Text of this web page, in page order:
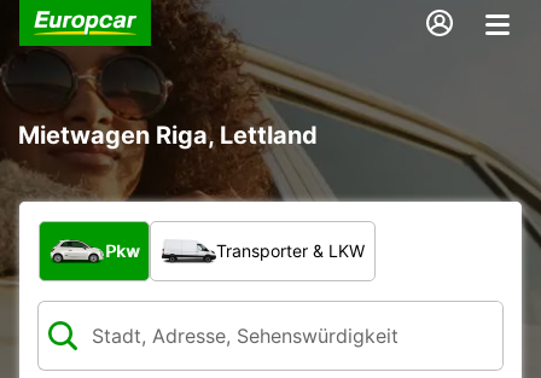
Mietwagen Riga, Lettland
Welche Art von Fahrzeug?
Pkw Transporter & LKW